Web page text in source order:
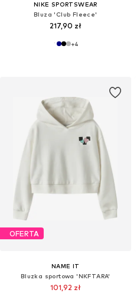
NIKE SPORTSWEAR
Bluza 'Club Fleece'
217,90 zł
+4
OFERTA
NAME IT
Bluzka sportowa 'NKFTARA'
101,92 zł